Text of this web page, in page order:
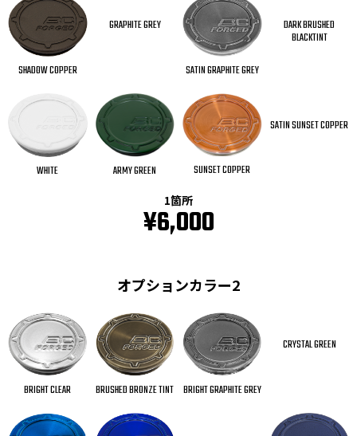
SHADOW COPPER
GRAPHITE GREY
SATIN GRAPHITE GREY
DARK BRUSHED
BLACKTINT
WHITE ARMY GREEN SUNSET COPPER
SATIN SUNSET COPPER
1箇所
¥6,000
オプションカラー2
BRIGHT CLEAR BRUSHED BRONZE TINT BRIGHT GRAPHITE GREY
CRYSTAL GREEN